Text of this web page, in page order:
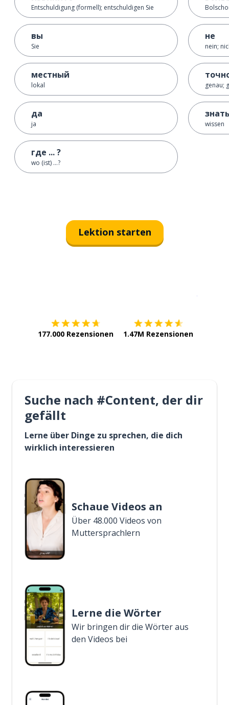
Entschuldigung (formell); entschuldigen Sie
вы
Sie
местный
lokal
да
ja
где ... ?
wo (ist) ...?
не
nein;
genau;
wissen
Lektion starten
177.000 Rezensionen 1.47M Rezensionen
Suche nach #Content, der dir
gefällt
Lerne über Dinge zu sprechen, die dich
wirklich interessieren
Schaue Videos an
Über 48.000 Videos von
Muttersprachlern
Lerne die Wörter
Wir bringen dir die Wörter aus
den Videos bei